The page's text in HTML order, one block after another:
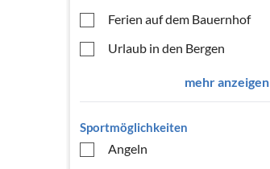
Ferien auf dem Bauernhof
Urlaub in den Bergen
mehr anzeigen
Sportmöglichkeiten
Angeln